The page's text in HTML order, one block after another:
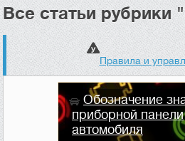
Все статьи рубрики
Правила и
Обозначение
приборной панели
автомобиля